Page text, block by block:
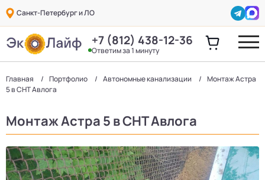
Санкт-Петербург и ЛО
+7 (812) 438-12-36
Ответим за 1 минуту
Главная Портфолио Автономные канализации
Монтаж Астра
5 в СНТ Авлога
Монтаж Астра 5 в СНТ Авлога